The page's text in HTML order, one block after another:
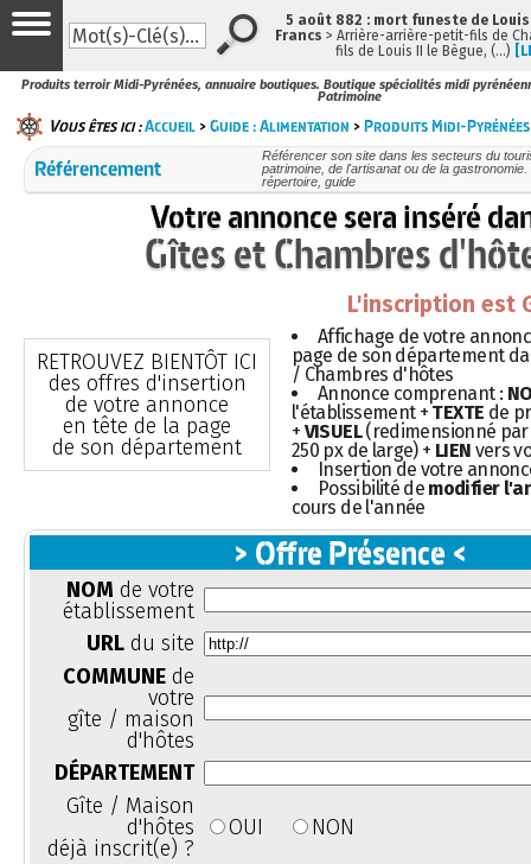
Produits terroir Midi-Pyrénées, annuaire boutiques. Boutique spécialités midi
Patrimoine
Vous êtes ici :Accueil >Guide : Alimentation >Produits Midi-Pyrénées
Référencement
Référencer son site dans les secteurs du
patrimoine, de l'artisanat ou de la
répertoire, guide
Votre annonce sera inséré
Gîtes et Chambres
RETROUVEZ BIENTÔT ICI
des offres d'insertion
de votre annonce
en tête de la page
de son département
L'inscription est
Affichage de votre
page de son département
/ Chambres d'hôtes
Annonce comprenant :
l'établissement +TEXTE de
+ VISUEL(redimensionné par
250 px de large) + LIEN vers
Insertion de votre
Possibilité de modifier
cours de l'année
> Offre Présence <
NOM de votre
établissement
URL du site
COMMUNE de
votre
gîte / maison
d'hôtes
DÉPARTEMENT
Gîte / Maison
d'hôtes
déjà inscrit(e) ?
OUI
NON
5 août 882 : mort funeste de
Francs > Arrière-arrière-petit-fils de
fils de Louis II le Bègue, (…)